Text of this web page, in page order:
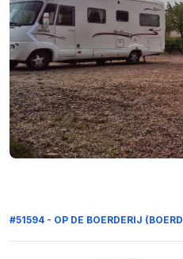
#51594 - OP DE BOERDERIJ